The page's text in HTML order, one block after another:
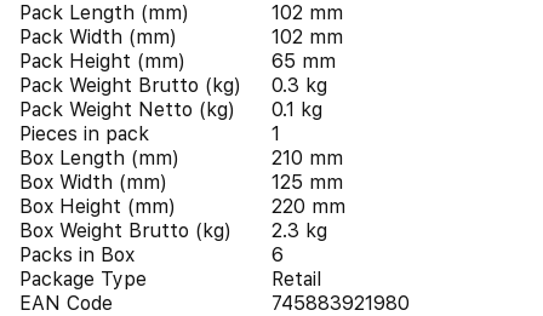
Pack Length (mm)
102 mm
Pack Width (mm)
102 mm
Pack Height (mm)
65 mm
Pack Weight Brutto (kg)
0.3 kg
Pack Weight Netto (kg)
0.1 kg
Pieces in pack
1
Box Length (mm)
210 mm
Box Width (mm)
125 mm
Box Height (mm)
220 mm
Box Weight Brutto (kg)
2.3 kg
Packs in Box
6
Package Type
Retail
EAN Code
745883921980